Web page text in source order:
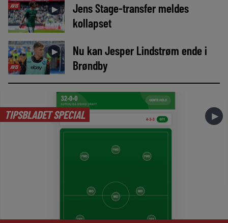
AVIS ►
Jens Stage-transfer meldes
kollapset
AVIS
►
Nu kan Jesper Lindstrøm ende i
Brøndby
TIPSBLADET SPECIAL ►